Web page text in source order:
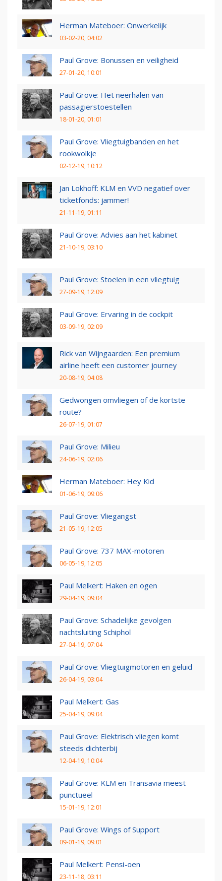
Herman Mateboer: Onwerkelijk
03-02-20, 04:02
Paul Grove: Bonussen en veiligheid
27-01-20, 10:01
Paul Grove: Het neerhalen van
passagierstoestellen
18-01-20, 01:01
Paul Grove: Vliegtuigbanden en het
rookwolkje
02-12-19, 10:12
Jan Lokhoff: KLM en VVD negatief over
ticketfonds: jammer!
21-11-19, 01:11
Paul Grove: Advies aan het kabinet
21-10-19, 03:10
Paul Grove: Stoelen in een vliegtuig
27-09-19, 12:09
Paul Grove: Ervaring in de cockpit
03-09-19, 02:09
Rick van Wijngaarden: Een premium
airline heeft een customer journey
20-08-19, 04:08
Gedwongen omvliegen of de kortste
route?
26-07-19, 01:07
Paul Grove: Milieu
24-06-19, 02:06
Herman Mateboer: Hey Kid
01-06-19, 09:06
Paul Grove: Vliegangst
21-05-19, 12:05
Paul Grove: 737 MAX-motoren
06-05-19, 12:05
Paul Melkert: Haken en ogen
29-04-19, 09:04
Paul Grove: Schadelijke gevolgen
nachtsluiting Schiphol
27-04-19, 07:04
Paul Grove: Vliegtuigmotoren en geluid
26-04-19, 03:04
Paul Melkert: Gas
25-04-19, 09:04
Paul Grove: Elektrisch vliegen komt
steeds dichterbij
12-04-19, 10:04
Paul Grove: KLM en Transavia meest
punctueel
15-01-19, 12:01
Paul Grove: Wings of Support
09-01-19, 09:01
Paul Melkert: Pensi-oen
23-11-18, 03:11